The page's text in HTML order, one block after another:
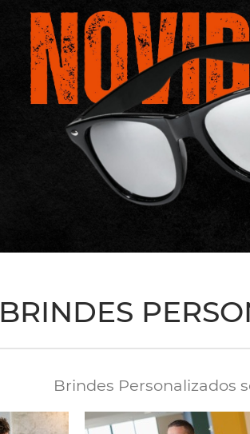
BRINDES
Brindes Personalizados